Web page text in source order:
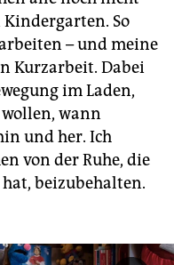
So
– und meine
Kurzarbeit. Dabei
im Laden,
wann
und her. Ich
von der Ruhe, die
beizubehalten.